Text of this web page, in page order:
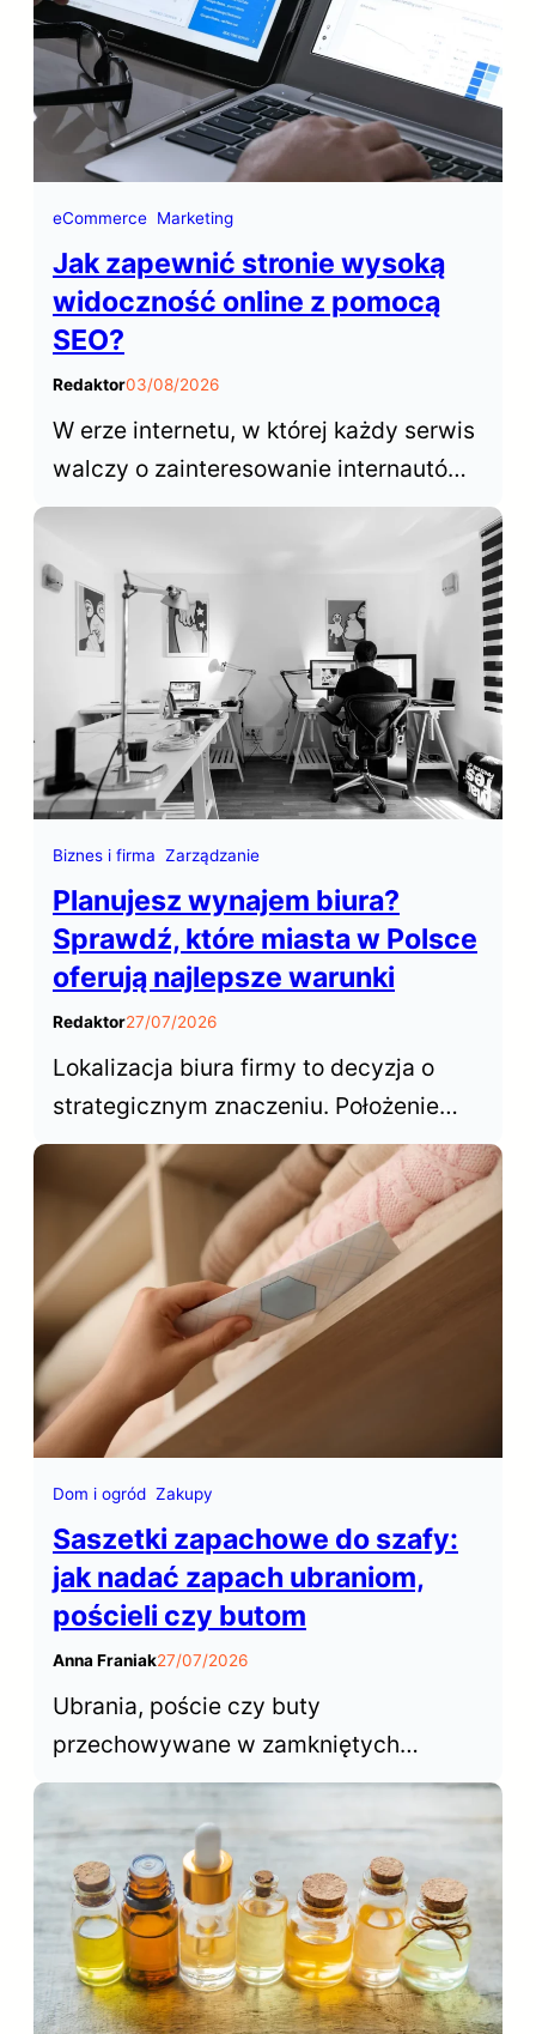
eCommerce Marketing
Jak zapewnić stronie wysoką
widoczność online z pomocą
SEO?
Redaktor03/08/2026
W erze internetu, w której każdy serwis
walczy o zainteresowanie internautów,
sukces opiera się na zdolności do
witryny. W tym kontekście,
optymalizacja dla wyszukiwarek,
często określana skrótem SEO (Search
Engine Optimization), odgrywa
kluczową rolę w zwiększaniu…
Biznes i firma Zarządzanie
Planujesz wynajem biura?
Sprawdź, które miasta w Polsce
oferują najlepsze warunki
Redaktor27/07/2026
Lokalizacja biura firmy to decyzja o
strategicznym znaczeniu. Położenie
biura decyduje o dostępie do talentów,
wpływa na koszty operacyjne,
samopoczucie zespołu… Gdzie więc w
Polsce wynająć biuro?
Dom i ogród Zakupy
Saszetki zapachowe do szafy:
jak nadać zapach ubraniom,
pościeli czy butom
Anna Franiak27/07/2026
Ubrania, poście czy buty
przechowywane w zamkniętych
przestrzeniach szafy czy garderoby
rzadko mają atrakcyjny zapach.
Saszetki zapachowe do szafy
pozwalają łatwo i szybko odświeżyć
naszą garderobę.